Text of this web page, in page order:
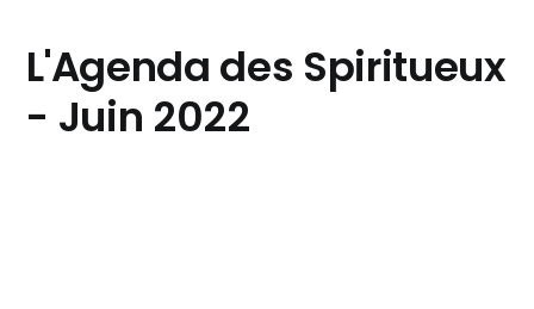
L'Agenda des Spiritueux
- Juin 2022